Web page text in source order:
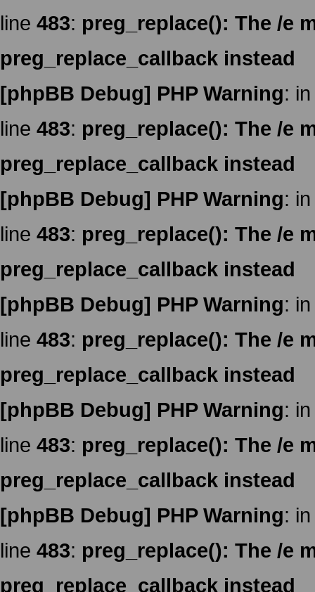
line 483: preg_replace(): The /e
preg_replace_callback instead
[phpBB Debug] PHP Warning:
line 483: preg_replace(): The /e
preg_replace_callback instead
[phpBB Debug] PHP Warning:
line 483: preg_replace(): The /e
preg_replace_callback instead
[phpBB Debug] PHP Warning:
line 483: preg_replace(): The /e
preg_replace_callback instead
[phpBB Debug] PHP Warning:
line 483: preg_replace(): The /e
preg_replace_callback instead
[phpBB Debug] PHP Warning:
line 483: preg_replace(): The /e
preg_replace_callback instead